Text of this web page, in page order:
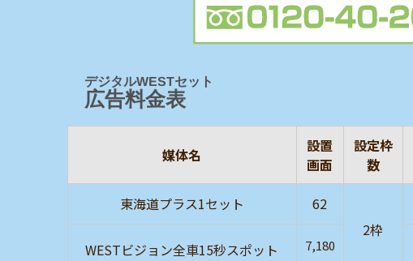
デジタルWESTセット
広告料金表
媒体名
設置
画面
設定枠
数
東海道プラス1セット
62
2枠
WESTビジョン全車15秒スポット
7,180